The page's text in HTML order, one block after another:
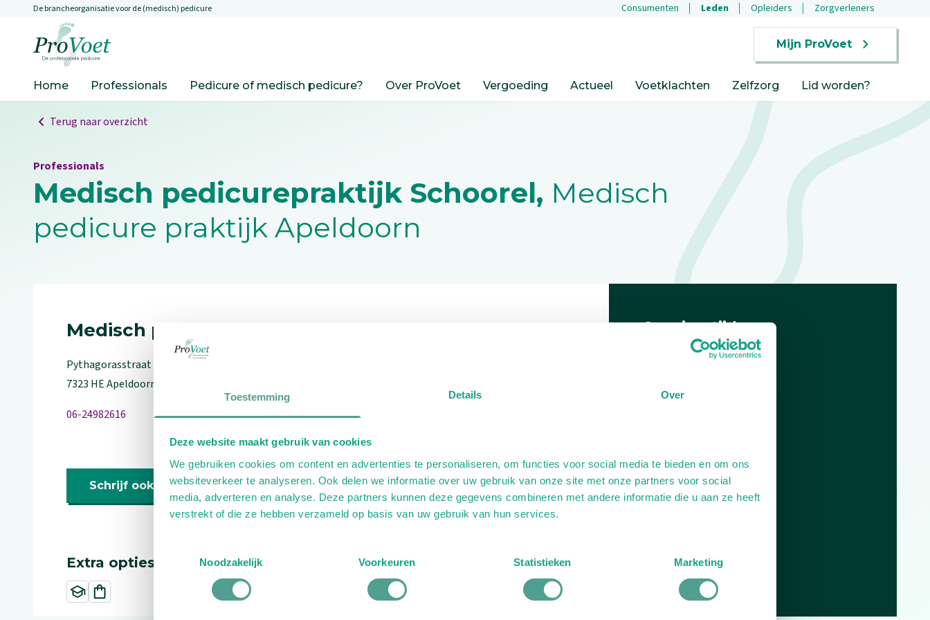
Toestemming Details Over
Deze website maakt gebruik van cookies
We gebruiken cookies om content en advertenties te personaliseren, om functies voor social media te bieden en om ons
websiteverkeer te analyseren. Ook delen we informatie over uw gebruik van onze site met onze partners voor social
media, adverteren en analyse. Deze partners kunnen deze gegevens combineren met andere informatie die u aan ze heeft
verstrekt of die ze hebben verzameld op basis van uw gebruik van hun services.
Noodzakelijk
Voorkeuren Statistieken Marketing
Overslaan en naar de inhoud gaan
De brancheorganisatie voor de (medisch) pedicure Consumenten Leden Opleiders Zorgverleners
Mijn ProVoet
Home Professionals Pedicure of medisch pedicure? Over ProVoet Vergoeding Actueel Voetklachten Zelfzorg Lid worden?
Terug naar overzicht
Professionals
Medisch pedicurepraktijk Schoorel, Medisch
pedicure praktijk Apeldoorn
Medisch pedicure
Pythagorasstraat
7323 HEApeldoorn
06-24982616
Schrijf ook een review
Extra opties
Openingstijden
Plan je route